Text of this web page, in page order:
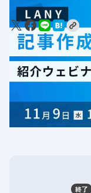
終了